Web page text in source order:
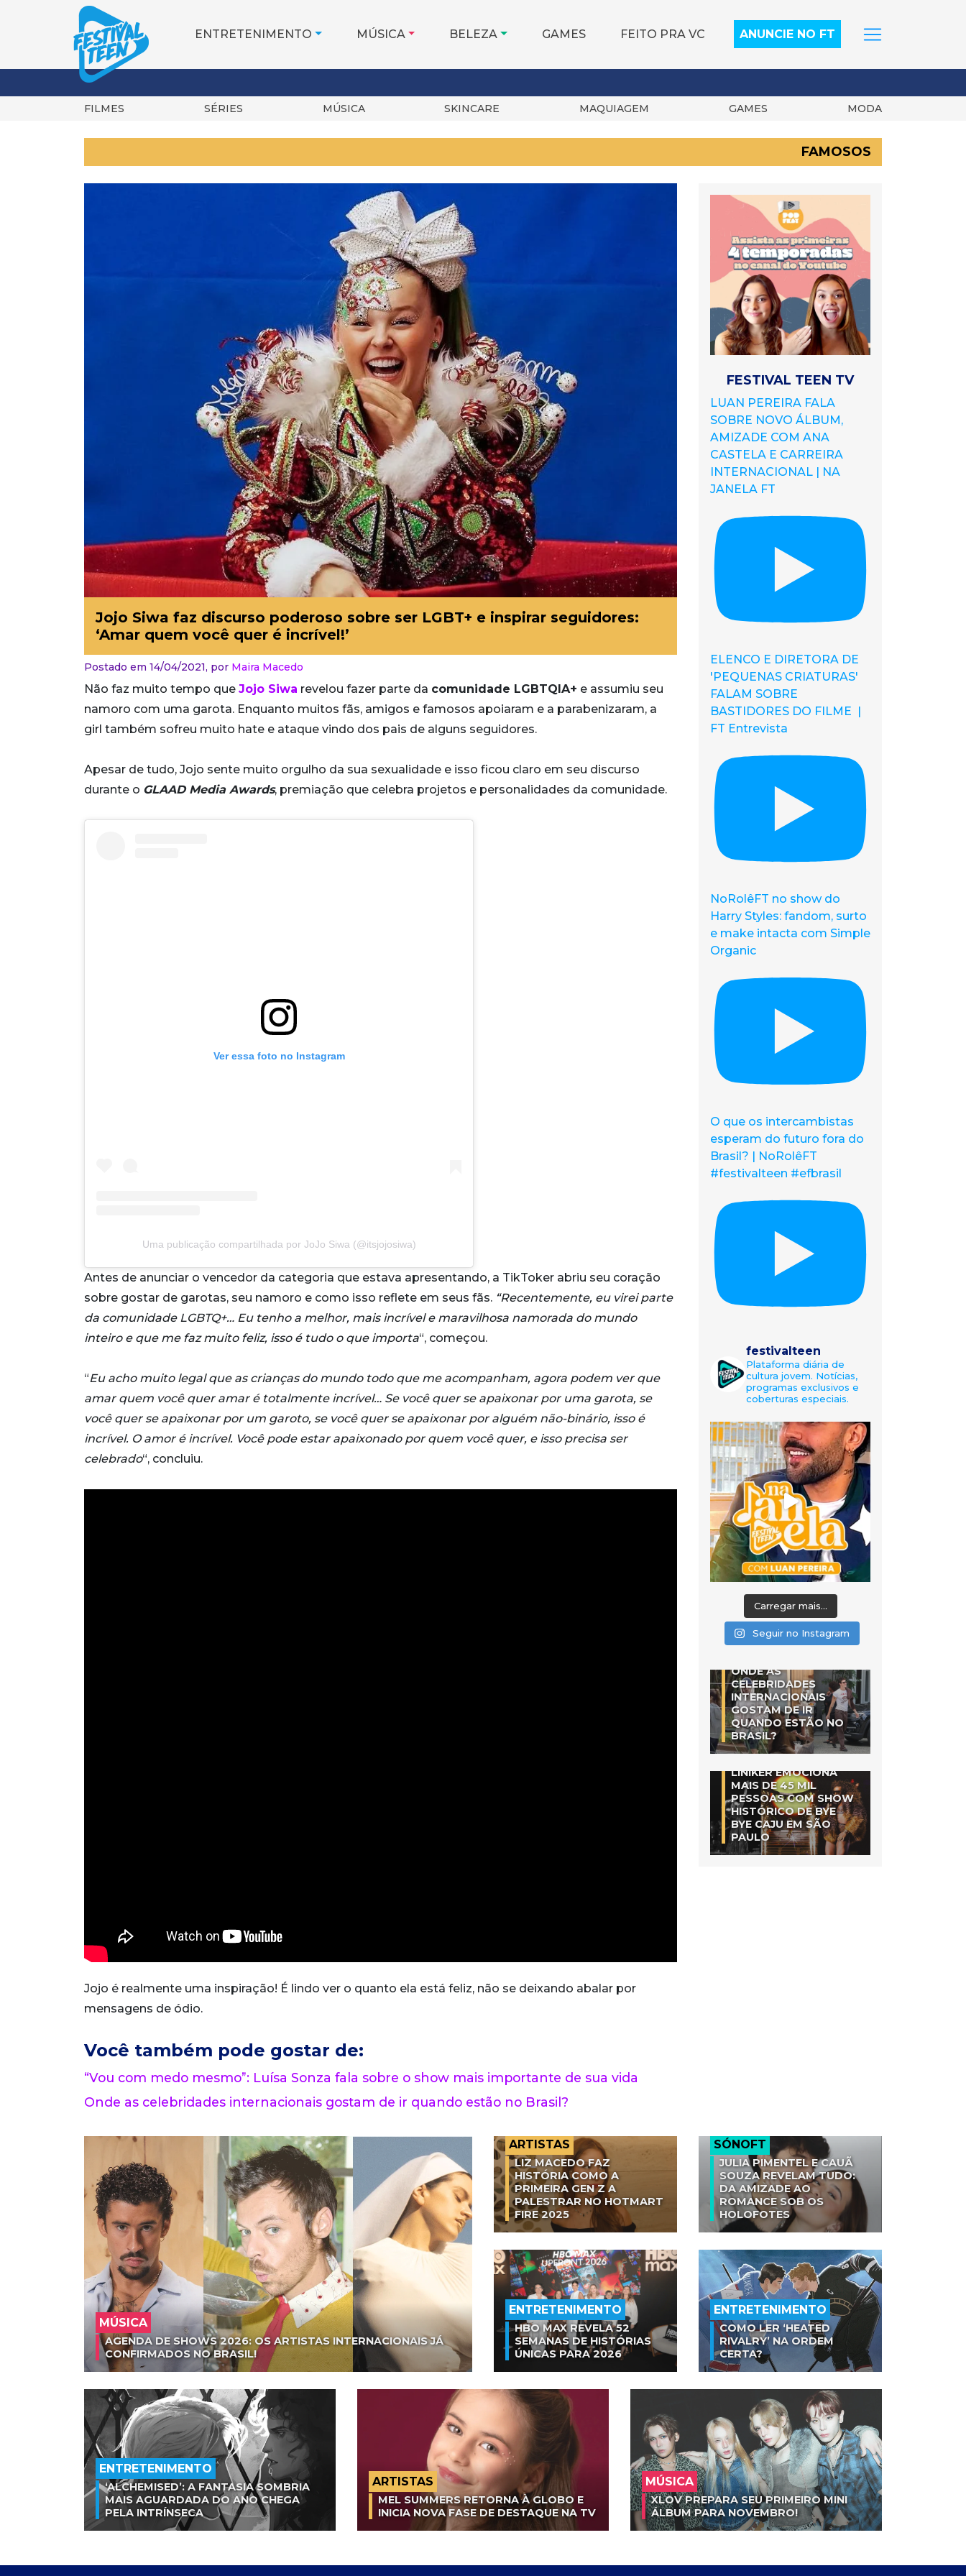
ENTRETENIMENTO MÚSICA BELEZA GAMES FEITO PRA VC ANUNCIE NO FT
FILMES SÉRIES MÚSICA SKINCARE MAQUIAGEM GAMES MODA
FAMOSOS
Jojo Siwa faz discurso poderoso sobre ser LGBT+ e inspirar seguidores:
‘Amar quem você quer é incrível!’
Postado em 14/04/2021, por Maira Macedo
Não faz muito tempo que Jojo Siwa revelou fazer parte da comunidade LGBTQIA+ e assumiu seu
namoro com uma garota. Enquanto muitos fãs, amigos e famosos apoiaram e a parabenizaram, a
girl também sofreu muito hate e ataque vindo dos pais de alguns seguidores.
Apesar de tudo, Jojo sente muito orgulho da sua sexualidade e isso ficou claro em seu discurso
durante o GLAAD Media Awards, premiação que celebra projetos e personalidades da comunidade.
Ver essa foto no Instagram
Uma publicação compartilhada por JoJo Siwa (@itsjojosiwa)
Antes de anunciar o vencedor da categoria que estava apresentando, a TikToker abriu seu coração
sobre gostar de garotas, seu namoro e como isso reflete em seus fãs. “Recentemente, eu virei parte
da comunidade LGBTQ+… Eu tenho a melhor, mais incrível e maravilhosa namorada do mundo
inteiro e que me faz muito feliz, isso é tudo o que importa“, começou.
“Eu acho muito legal que as crianças do mundo todo que me acompanham, agora podem ver que
amar quem você quer amar é totalmente incrível… Se você quer se apaixonar por uma garota, se
você quer se apaixonar por um garoto, se você quer se apaixonar por alguém não-binário, isso é
incrível. O amor é incrível. Você pode estar apaixonado por quem você quer, e isso precisa ser
celebrado“, concluiu.
Jojo é realmente uma inspiração! É lindo ver o quanto ela está feliz, não se deixando abalar por
mensagens de ódio.
Você também pode gostar de:
“Vou com medo mesmo”: Luísa Sonza fala sobre o show mais importante de sua vida
Onde as celebridades internacionais gostam de ir quando estão no Brasil?
FESTIVAL TEEN TV
LUAN PEREIRA FALA
SOBRE NOVO ÁLBUM,
AMIZADE COM ANA
CASTELA E CARREIRA
INTERNACIONAL | NA
JANELA FT
ELENCO E DIRETORA DE
'PEQUENAS CRIATURAS'
FALAM SOBRE
BASTIDORES DO FILME |
FT Entrevista
NoRolêFT no show do
Harry Styles: fandom, surto
e make intacta com Simple
Organic
O que os intercambistas
esperam do futuro fora do
Brasil? | NoRolêFT
#festivalteen #efbrasil
festivalteen
Plataforma diária de
cultura jovem. Notícias,
programas exclusivos e
coberturas especiais.
Carregar mais...
Seguir no Instagram
ONDE AS
CELEBRIDADES
INTERNACIONAIS
GOSTAM DE IR
QUANDO ESTÃO NO
BRASIL?
LINIKER EMOCIONA
MAIS DE 45 MIL
PESSOAS COM SHOW
HISTÓRICO DE BYE
BYE CAJU EM SÃO
PAULO
MÚSICA
AGENDA DE SHOWS 2026: OS ARTISTAS INTERNACIONAIS JÁ
CONFIRMADOS NO BRASIL!
ARTISTAS
LIZ MACEDO FAZ
HISTÓRIA COMO A
PRIMEIRA GEN Z A
PALESTRAR NO HOTMART
FIRE 2025
SÓNOFT
JULIA PIMENTEL E CAUÃ
SOUZA REVELAM TUDO:
DA AMIZADE AO
ROMANCE SOB OS
HOLOFOTES
ENTRETENIMENTO
HBO MAX REVELA 52
SEMANAS DE HISTÓRIAS
ÚNICAS PARA 2026
ENTRETENIMENTO
COMO LER ‘HEATED
RIVALRY’ NA ORDEM
CERTA?
ENTRETENIMENTO
‘ALCHEMISED’: A FANTASIA SOMBRIA
MAIS AGUARDADA DO ANO CHEGA
PELA INTRÍNSECA
ARTISTAS
MEL SUMMERS RETORNA À GLOBO E
INICIA NOVA FASE DE DESTAQUE NA TV
MÚSICA
XLOV PREPARA SEU PRIMEIRO MINI
ÁLBUM PARA NOVEMBRO!